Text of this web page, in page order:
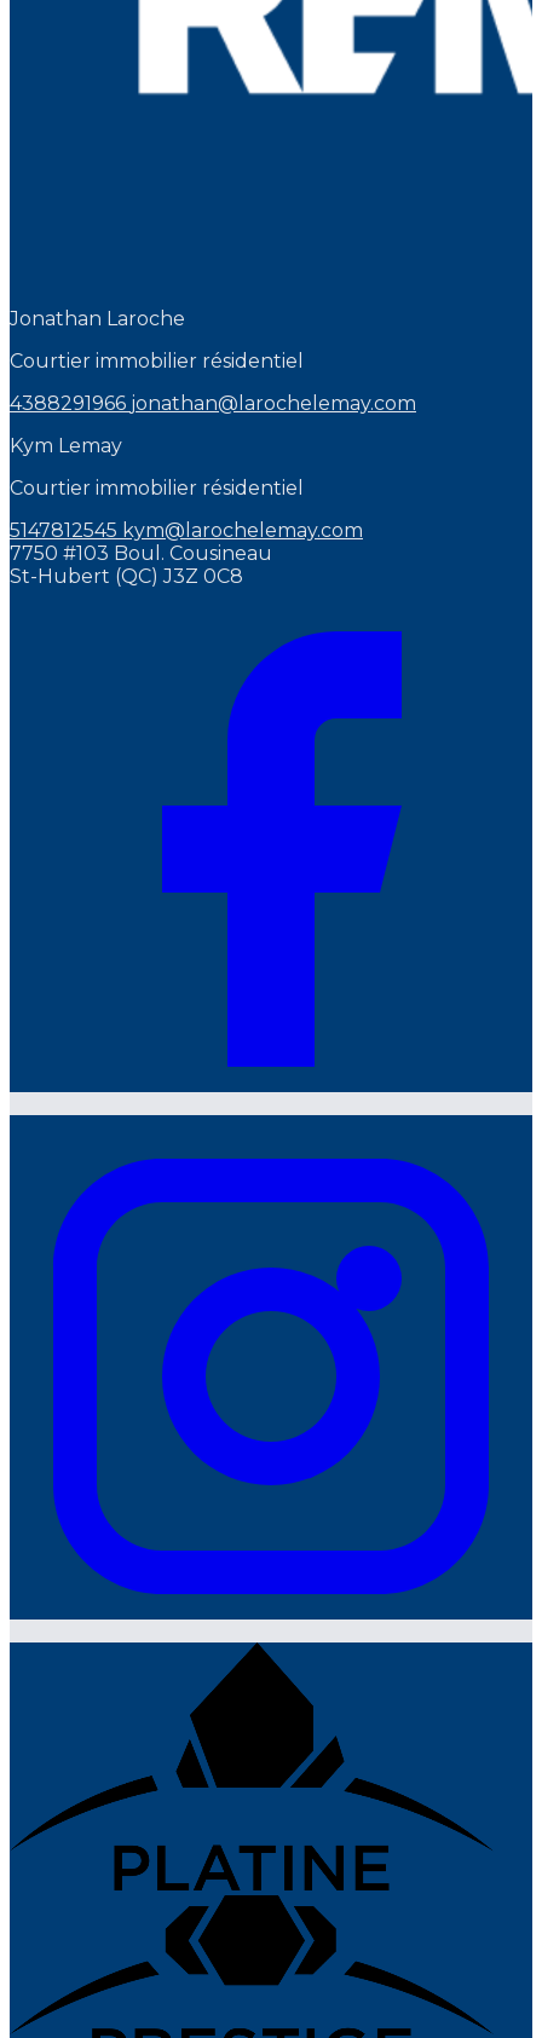
Jonathan Laroche
Courtier immobilier résidentiel
4388291966 jonathan@larochelemay.com
Kym Lemay
Courtier immobilier résidentiel
5147812545 kym@larochelemay.com
7750 #103 Boul. Cousineau
St-Hubert (QC) J3Z 0C8